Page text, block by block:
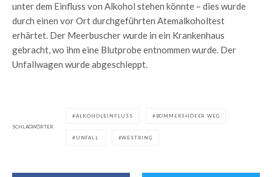
unter dem Einfluss von Alkohol stehen könnte – dies wurde
durch einen vor Ort durchgeführten Atemalkoholtest
erhärtet. Der Meerbuscher wurde in ein Krankenhaus
gebracht, wo ihm eine Blutprobe entnommen wurde. Der
Unfallwagen wurde abgeschleppt.
SCHLAGWÖRTER
ALKOHOLEINFLUSS BOMMERSHÖFER WEG
UNFALL WESTRING